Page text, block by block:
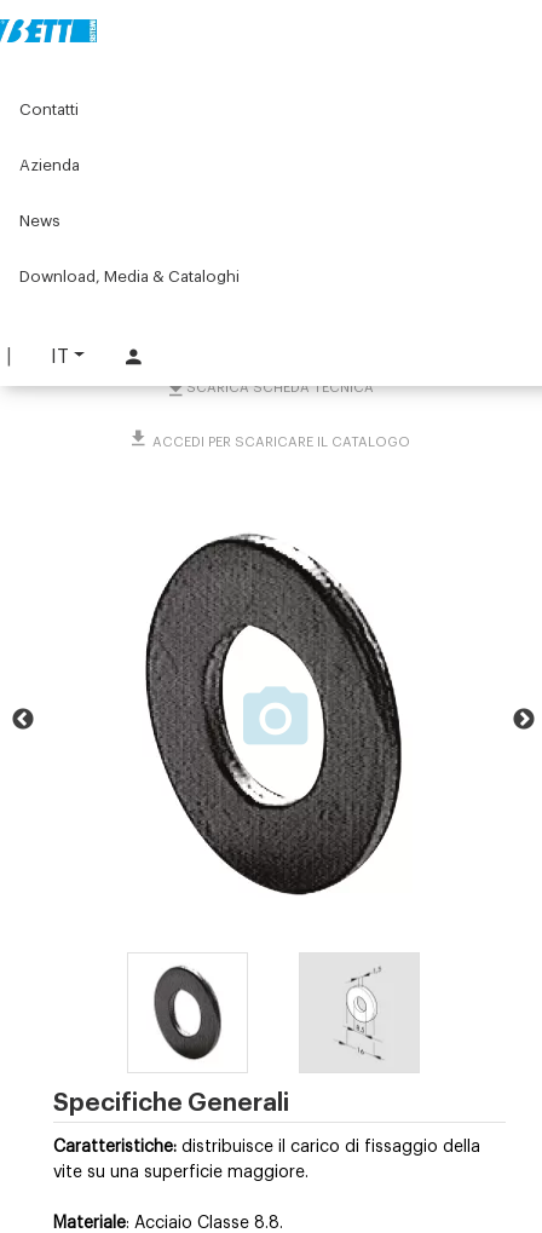
IT
Contatti
Azienda
News
Download, Media & Cataloghi
Accessori per il montaggio dei profilati per macchine
SCARICA SCHEDA TECNICA
ACCEDI PER SCARICARE IL CATALOGO
Specifiche Generali
Caratteristiche: distribuisce il carico di fissaggio della
vite su una superficie maggiore.
Materiale: Acciaio Classe 8.8.